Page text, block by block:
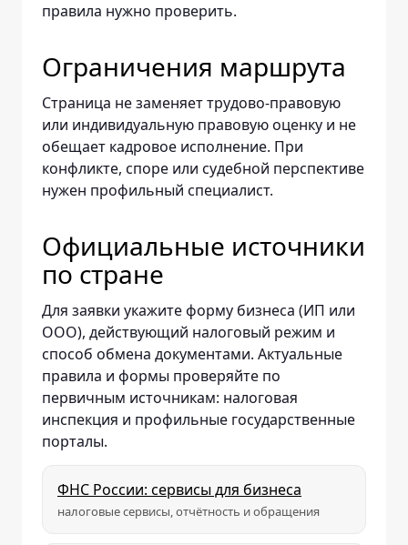
правила нужно проверить.
Ограничения маршрута
Страница не заменяет трудово-правовую
или индивидуальную правовую оценку и не
обещает кадровое исполнение. При
конфликте, споре или судебной перспективе
нужен профильный специалист.
Официальные источники
по стране
Для заявки укажите форму бизнеса (ИП или
ООО), действующий налоговый режим и
способ обмена документами. Актуальные
правила и формы проверяйте по
первичным источникам: налоговая
инспекция и профильные государственные
порталы.
ФНС России: сервисы для бизнеса
налоговые сервисы, отчётность и обращения